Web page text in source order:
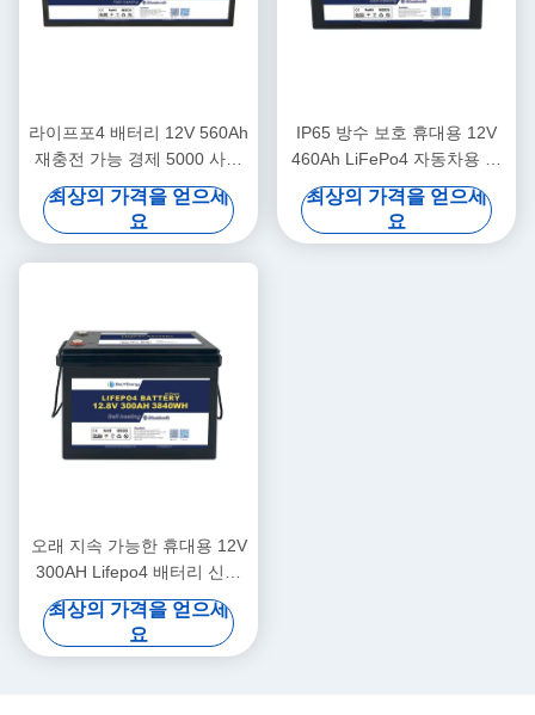
라이프포4 배터리 12V 560Ah
재충전 가능 경제 5000 사이
클 12v 라이프포4 배터리 팩
최상의 가격을 얻으세
요
IP65 방수 보호 휴대용 12V
460Ah LiFePo4 자동차용 장
수 배터리
최상의 가격을 얻으세
요
오래 지속 가능한 휴대용 12V
300AH Lifepo4 배터리 신규
A급 셀 장시간 사용
최상의 가격을 얻으세
요